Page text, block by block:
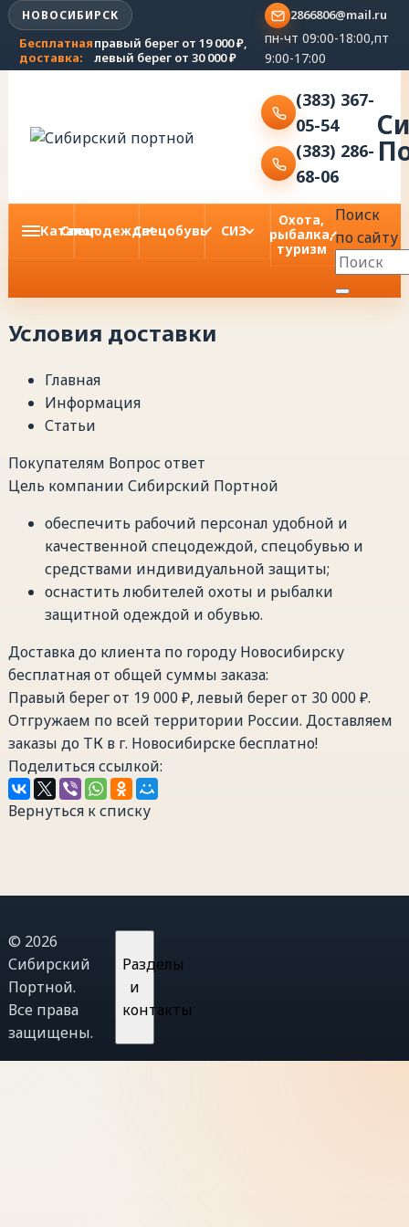
Каталог
СпецодеждаСпецобувь СИЗ
Охота,
рыбалка,
туризм
Поиск
по сайту
НОВОСИБИРСК
Бесплатная
доставка:
правый берег от 19 000 ₽,
левый берег от 30 000 ₽
2866806@mail.ru
пн-чт 09:00-18:00,пт
9:00-17:00
(383) 367-
05-54
(383) 286-
68-06
Условия доставки
Главная
Информация
Статьи
Покупателям Вопрос ответ
Цель компании Сибирский Портной
обеспечить рабочий персонал удобной и
качественной спецодеждой, спецобувью и
средствами индивидуальной защиты;
оснастить любителей охоты и рыбалки
защитной одеждой и обувью.
Доставка до клиента по городу Новосибирску
бесплатная от общей суммы заказа:
Правый берег от 19 000 ₽, левый берег от 30 000 ₽.
Отгружаем по всей территории России. Доставляем
заказы до ТК в г. Новосибирске бесплатно!
Поделиться ссылкой:
Вернуться к списку
© 2026
Сибирский
Портной.
Все права
защищены.
Разделы
и
контакты